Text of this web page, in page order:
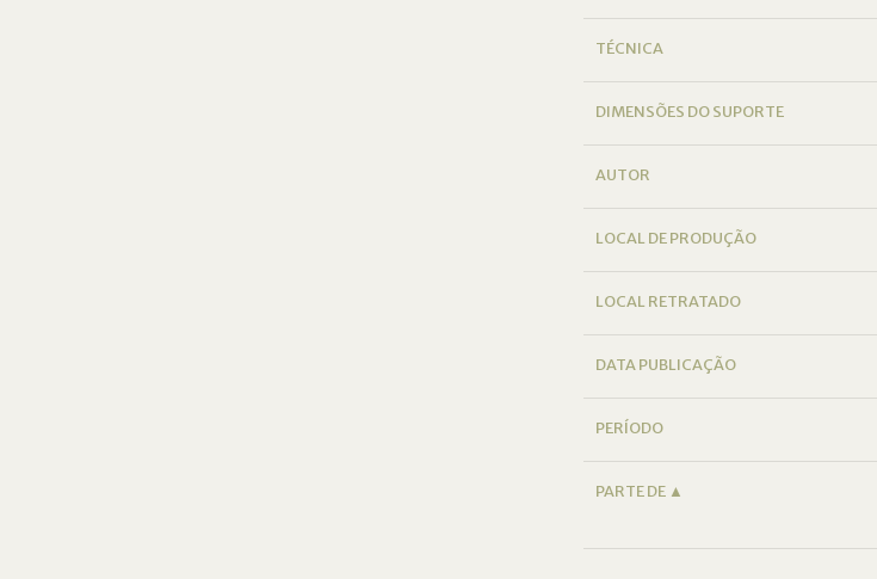
TÉCNICA
DIMENSÕES DO SUPORTE
AUTOR
LOCAL DE PRODUÇÃO
LOCAL RETRATADO
DATA PUBLICAÇÃO
PERÍODO
PARTE DE ▲